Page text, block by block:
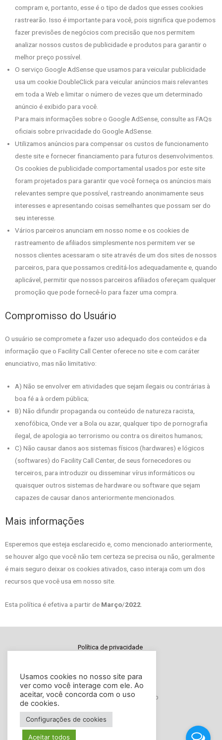
compram e, portanto, esse é o tipo de dados que esses cookies
rastrearão. Isso é importante para você, pois significa que podemos
fazer previsões de negócios com precisão que nos permitem
analizar nossos custos de publicidade e produtos para garantir o
melhor preço possível.
O serviço Google AdSense que usamos para veicular publicidade
usa um cookie DoubleClick para veicular anúncios mais relevantes
em toda a Web e limitar o número de vezes que um determinado
anúncio é exibido para você.
Para mais informações sobre o Google AdSense, consulte as FAQs
oficiais sobre privacidade do Google AdSense.
Utilizamos anúncios para compensar os custos de funcionamento
deste site e fornecer financiamento para futuros desenvolvimentos.
Os cookies de publicidade comportamental usados ​​por este site
foram projetados para garantir que você forneça os anúncios mais
relevantes sempre que possível, rastreando anonimamente seus
interesses e apresentando coisas semelhantes que possam ser do
seu interesse.
Vários parceiros anunciam em nosso nome e os cookies de
rastreamento de afiliados simplesmente nos permitem ver se
nossos clientes acessaram o site através de um dos sites de nossos
parceiros, para que possamos creditá-los adequadamente e, quando
aplicável, permitir que nossos parceiros afiliados ofereçam qualquer
promoção que pode fornecê-lo para fazer uma compra.
Compromisso do Usuário
O usuário se compromete a fazer uso adequado dos conteúdos e da
informação que o Facility Call Center oferece no site e com caráter
enunciativo, mas não limitativo:
A) Não se envolver em atividades que sejam ilegais ou contrárias à
boa fé a à ordem pública;
B) Não difundir propaganda ou conteúdo de natureza racista,
xenofóbica, Onde ver a Bola ou azar, qualquer tipo de pornografia
ilegal, de apologia ao terrorismo ou contra os direitos humanos;
C) Não causar danos aos sistemas físicos (hardwares) e lógicos
(softwares) do Facility Call Center, de seus fornecedores ou
terceiros, para introduzir ou disseminar vírus informáticos ou
quaisquer outros sistemas de hardware ou software que sejam
capazes de causar danos anteriormente mencionados.
Mais informações
Esperemos que esteja esclarecido e, como mencionado anteriormente,
se houver algo que você não tem certeza se precisa ou não, geralmente
é mais seguro deixar os cookies ativados, caso interaja com um dos
recursos que você usa em nosso site.
Esta política é efetiva a partir de Março/2022
Política de privacidade
Desenvolvido por Imagine Collab
Usamos cookies no nosso site para
ver como você interage com ele. Ao
aceitar, você concorda com o uso
de cookies.
Configurações de cookies
Aceitar todos